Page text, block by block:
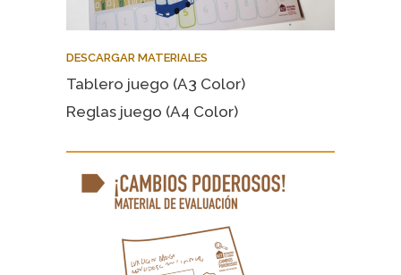
DESCARGAR MATERIALES
Tablero juego (A3 Color)
Reglas juego (A4 Color)